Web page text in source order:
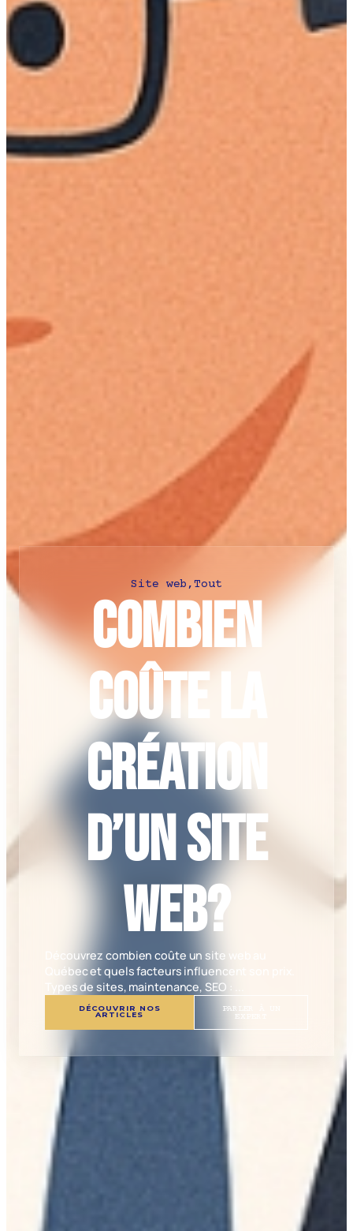
Site web,Tout
Combien
coûte la
création
d’un site
web?
Découvrez combien coûte un site web au
Québec et quels facteurs influencent son prix.
Types de sites, maintenance, SEO : ...
DÉCOUVRIR NOS
ARTICLES
PARLER À UN
EXPERT